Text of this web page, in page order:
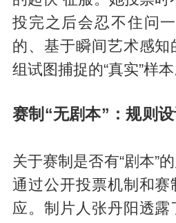
投完之后会忍不住问
的、基于瞬间艺术感知
组试图捕捉的“真实”样本
赛制“无剧本”：规则
关于赛制是否有“剧本”
通过公开投票机制和赛
应。制片人张丹阳透